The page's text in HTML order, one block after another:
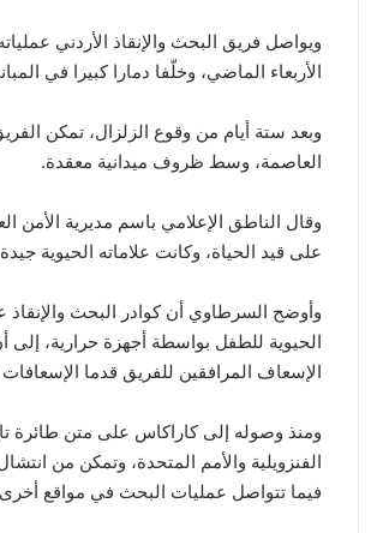
ويواصل فريق البحث والإنقاذ الأردني
الأربعاء الماضي، وخلّفا دمارا كبيرا في
وبعد ستة أيام من وقوع الزلزال، تمكن
العاصمة، وسط ظروف ميدانية معقدة.
وقال الناطق الإعلامي باسم مديرية الأمن
على قيد الحياة، وكانت علاماته الحيوية
وأوضح السرطاوي أن كوادر البحث
الحيوية للطفل بواسطة أجهزة حرارية،
الإسعاف المرافقين للفريق قدما
ومنذ وصوله إلى كاراكاس على متن طائرة
فيما تتواصل عمليات البحث في مواقع